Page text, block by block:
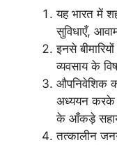
यह भारत में
सुविधाएँ,
इनसे
व्यवसाय के
औपनिवेशिक
अध्ययन करके
के आँकड़े
तत्कालीन